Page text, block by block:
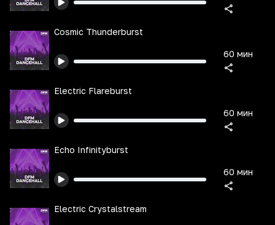
Cosmic Thunderburst
60 мин
Electric Flareburst
60 мин
Echo Infinityburst
60 мин
Electric Crystalstream